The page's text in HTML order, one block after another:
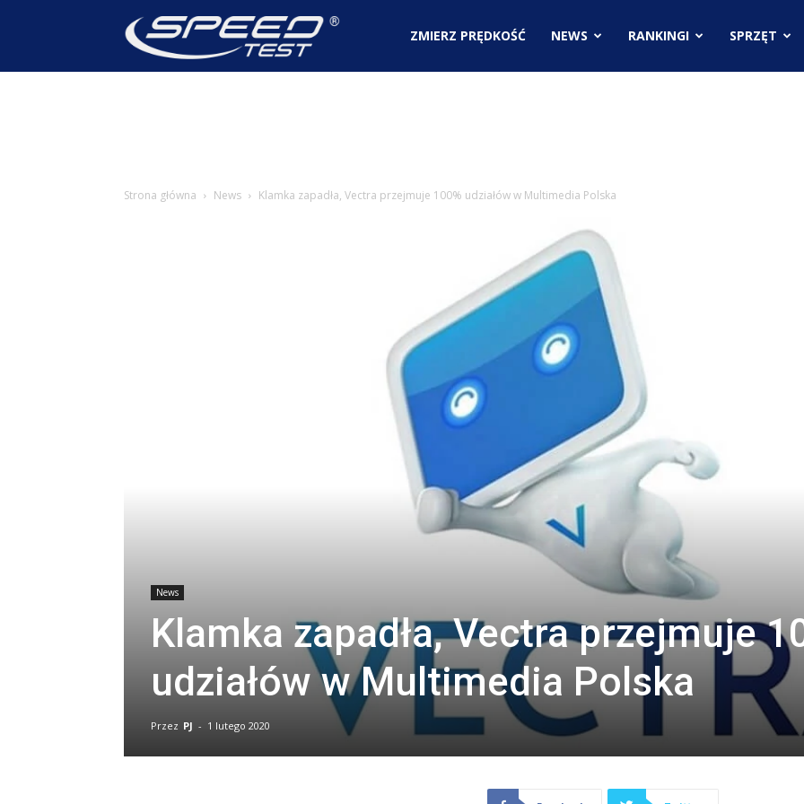
SpeedTest.plZMIERZ PRĘDKOŚĆ NEWS RANKINGI SPRZĘT
Strona główna News Klamka zapadła, Vectra przejmuje 100% udziałów w Multimedia Polska
News
Klamka zapadła, Vectra przejmuje
udziałów w Multimedia Polska
Przez PJ - 1 lutego 2020